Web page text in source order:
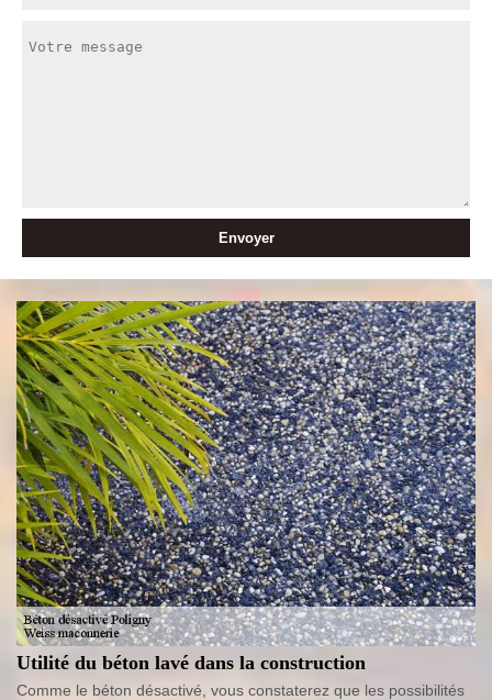
Utilité du béton lavé dans la construction
Comme le béton désactivé, vous constaterez que les possibilités